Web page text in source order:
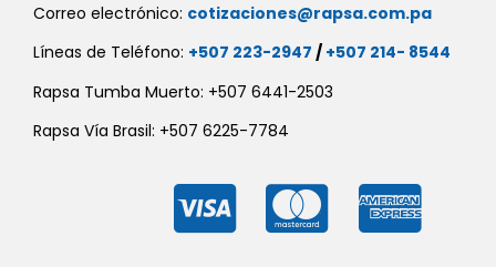
Correo electrónico: cotizaciones@rapsa.com.pa
Líneas de Teléfono: +507 223-2947 / +507 214- 8544
Rapsa Tumba Muerto: +507 6441-2503
Rapsa Vía Brasil: +507 6225-7784